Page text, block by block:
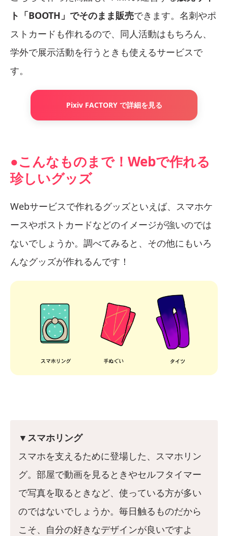
ト「BOOTH」でそのまま販売できます。名刺やポ
ストカードも作れるので、同人活動はもちろん、
学外で展示活動を行うときも使えるサービスで
す。
Pixiv FACTORY で詳細を見る
●こんなものまで！Webで作れる
珍しいグッズ
Webサービスで作れるグッズといえば、スマホケ
ースやポストカードなどのイメージが強いのでは
ないでしょうか。調べてみると、その他にもいろ
んなグッズが作れるんです！
▼スマホリング
スマホを支えるために登場した、スマホリン
グ。部屋で動画を見るときやセルフタイマー
で写真を取るときなど、使っている方が多い
のではないでしょうか。毎日触るものだから
こそ、自分の好きなデザインが良いですよ